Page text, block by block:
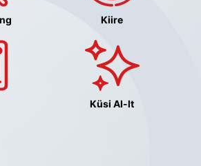
Kiire
Küsi AI-lt